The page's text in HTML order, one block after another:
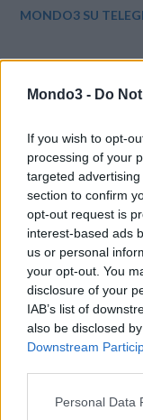
Mondo3 - Do
If you wish to opt-
processing of your
targeted
section to confirm
opt-out request is
interest-based ads
us or personal
your opt-out. You
disclosure of your
IAB’s list of
also be disclosed
Downstream
Personal Data
MONDO3 SU
Agcom sta inoltre
anche per evitare
“trascinamento”
modalità di fruizione
CONDIVIDI QUESTO
E-mail
X
WhatsApp